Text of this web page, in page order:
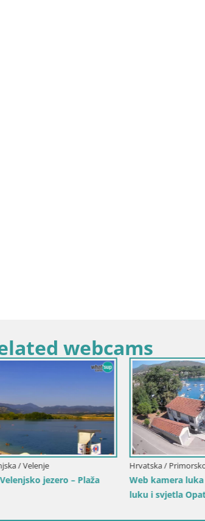
webcams
/ Ika
uživo na
Italija / Trentino-Južni Tirol / Toblach
Web kamera Toblach Dolomiti
Hotela Rosengarten